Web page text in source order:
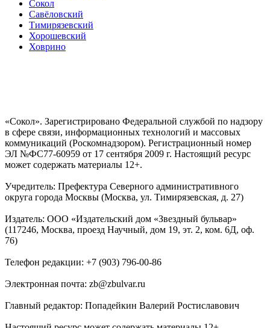
Сокол
Савёловский
Тимирязевский
Хорошевский
Ховрино
«Сокол». Зарегистрировано Федеральной службой по надзору
в сфере связи, информационных технологий и массовых
коммуникаций (Роскомнадзором). Регистрационный номер
ЭЛ №ФС77-60959 от 17 сентября 2009 г. Настоящий ресурс
может содержать материалы 12+.
Учредитель: Префектура Северного административного
округа города Москвы (Москва, ул. Тимирязевская, д. 27)
Издатель: ООО «Издательский дом «Звездный бульвар»
(117246, Москва, проезд Научный, дом 19, эт. 2, ком. 6Д, оф.
76)
Телефон редакции: +7 (903) 796-00-86
Электронная почта: zb@zbulvar.ru
Главный редактор: Попадейкин Валерий Ростиславович